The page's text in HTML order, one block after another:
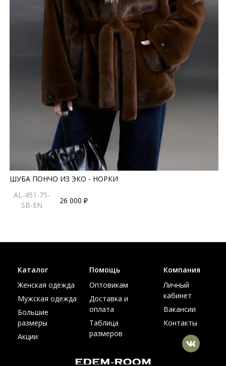
ШУБА ПОНЧО ИЗ ЭКО - НОРКИ
AL-451-75-
SB-EN
26 000 ₽
Каталог
Женская одежда
Мужская одежда
Большие
размеры
Акции
Помощь
Оптовикам
Доставка и
оплата
Таблица
размеров
Компания
Личный
кабинет
Вакансии
Контакты